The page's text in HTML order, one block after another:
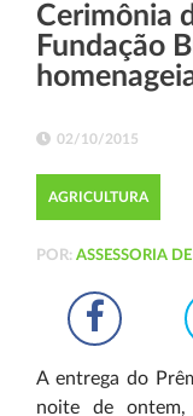
Cerimônia
Fundação
02/10/2015
AGRICULTURA
POR: ASSESSORIA
A entrega do
noite de